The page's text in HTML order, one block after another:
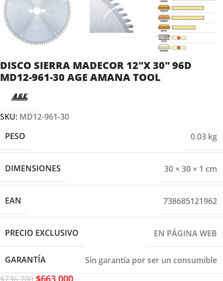
DISCO SIERRA MADECOR 12″X 30″ 96D
MD12-961-30 AGE AMANA TOOL
SKU: MD12-961-30
PESO
0.03 kg
DIMENSIONES 30 × 30 × 1 cm
EAN 738685121962
PRECIO EXCLUSIVO EN PÁGINA WEB
GARANTÍA
Sin garantía por ser un consumible
$663,000